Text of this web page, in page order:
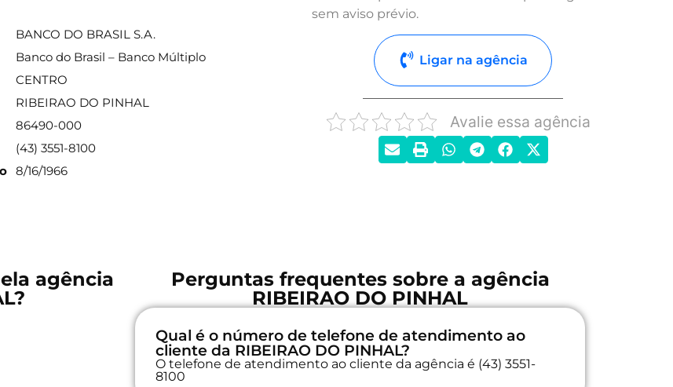
BANCO DO BRASIL S.A.
Banco do Brasil – Banco Múltiplo
CENTRO
RIBEIRAO DO PINHAL
86490-000
(43) 3551-8100
8/16/1966
sem aviso prévio.
Ligar na agência
Avalie essa agência
agência
Perguntas frequentes sobre a agência
RIBEIRAO DO PINHAL
Qual é o número de telefone de atendimento ao
cliente da RIBEIRAO DO PINHAL?
O telefone de atendimento ao cliente da agência é (43) 3551-
8100